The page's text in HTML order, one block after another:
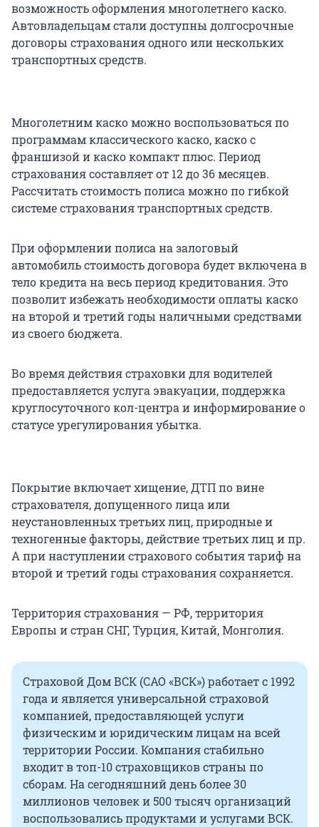
возможность оформления многолетнего каско.
Автовладельцам стали доступны долгосрочные
договоры страхования одного или нескольких
транспортных средств.
Многолетним каско можно воспользоваться по
программам классического каско, каско с
франшизой и каско компакт плюс. Период
страхования составляет от 12 до 36 месяцев.
Рассчитать стоимость полиса можно по гибкой
системе страхования транспортных средств.
При оформлении полиса на залоговый
автомобиль стоимость договора будет включена в
тело кредита на весь период кредитования. Это
позволит избежать необходимости оплаты каско
на второй и третий годы наличными средствами
из своего бюджета.
Во время действия страховки для водителей
предоставляется услуга эвакуации, поддержка
круглосуточного кол-центра и информирование о
статусе урегулирования убытка.
Покрытие включает хищение, ДТП по вине
страхователя, допущенного лица или
неустановленных третьих лиц, природные и
техногенные факторы, действие третьих лиц и пр.
А при наступлении страхового события тариф на
второй и третий годы страхования сохраняется.
Территория страхования — РФ, территория
Европы и стран СНГ, Турция, Китай, Монголия.
Страховой Дом ВСК (САО «ВСК») работает с 1992
года и является универсальной страховой
компанией, предоставляющей услуги
физическим и юридическим лицам на всей
территории России. Компания стабильно
входит в топ-10 страховщиков страны по
сборам. На сегодняшний день более 30
миллионов человек и 500 тысяч организаций
воспользовались продуктами и услугами ВСК.